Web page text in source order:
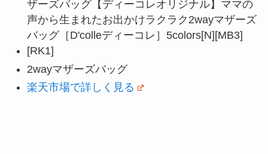
2wayマザーズバッグ
楽天市場で詳しく見る